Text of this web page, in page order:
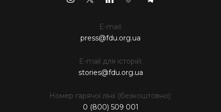
E-mail:
press@fdu.org.ua
E-mail для історій:
stories@fdu.org.ua
Номер гарячої лінії (безкоштовно):
0 (800) 509 001